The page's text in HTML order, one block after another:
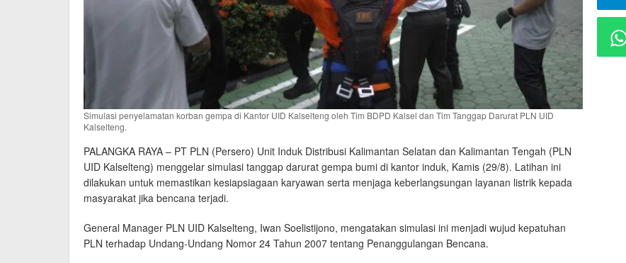
Simulasi penyelamatan korban gempa di Kantor UID Kalselteng oleh Tim BDPD Kalsel dan Tim Tanggap Darurat PLN UID
Kalselteng.
PALANGKA RAYA – PT PLN (Persero) Unit Induk Distribusi Kalimantan Selatan dan Kalimantan Tengah (PLN
UID Kalselteng) menggelar simulasi tanggap darurat gempa bumi di kantor induk, Kamis (29/8). Latihan ini
dilakukan untuk memastikan kesiapsiagaan karyawan serta menjaga keberlangsungan layanan listrik kepada
masyarakat jika bencana terjadi.
General Manager PLN UID Kalselteng, Iwan Soelistijono, mengatakan simulasi ini menjadi wujud kepatuhan
PLN terhadap Undang-Undang Nomor 24 Tahun 2007 tentang Penanggulangan Bencana.